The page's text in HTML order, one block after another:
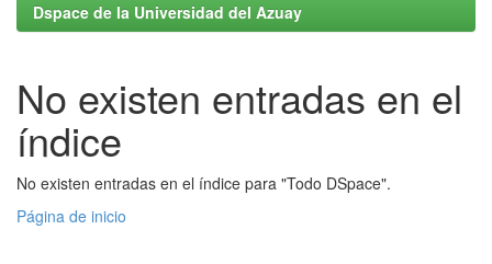
Dspace de la Universidad del Azuay
No existen entradas en el
índice
No existen entradas en el índice para "Todo DSpace".
Página de inicio